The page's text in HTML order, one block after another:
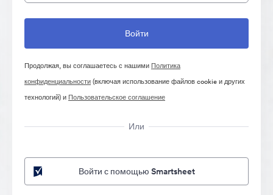
Продолжая, вы соглашаетесь с нашими Политика
конфиденциальности(включая использование файлов cookie и других
технологий) и Пользовательское соглашение
Или
Войти с помощью Smartsheet